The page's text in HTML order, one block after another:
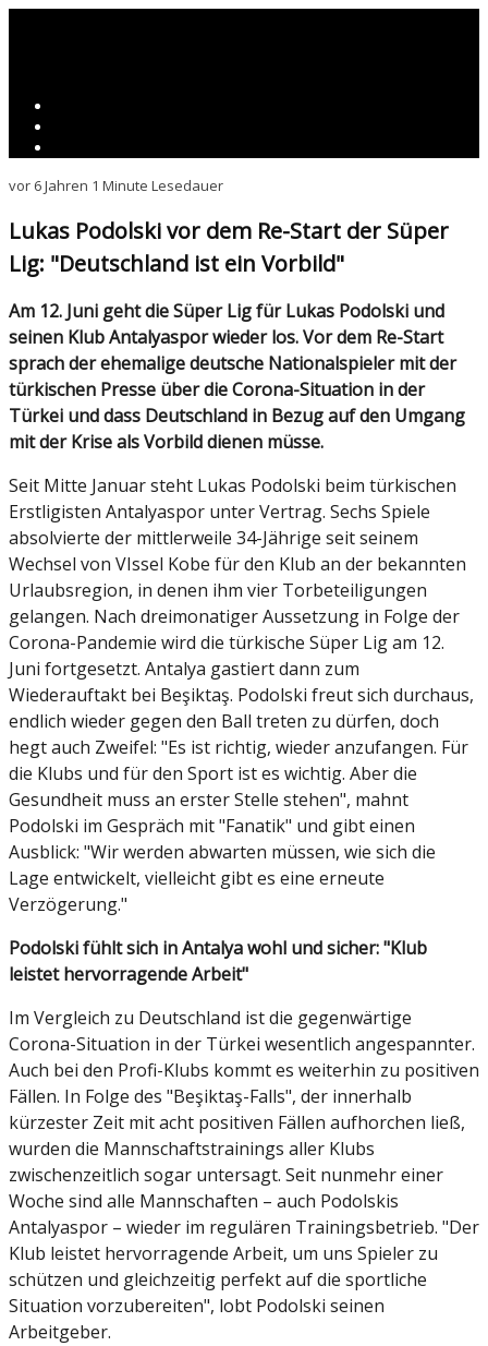
vor 6 Jahren 1 Minute Lesedauer
Lukas Podolski vor dem Re-Start der Süper
Lig: "Deutschland ist ein Vorbild"
Am 12. Juni geht die Süper Lig für Lukas Podolski und
seinen Klub Antalyaspor wieder los. Vor dem Re-Start
sprach der ehemalige deutsche Nationalspieler mit der
türkischen Presse über die Corona-Situation in der
Türkei und dass Deutschland in Bezug auf den Umgang
mit der Krise als Vorbild dienen müsse.
Seit Mitte Januar steht Lukas Podolski beim türkischen
Erstligisten Antalyaspor unter Vertrag. Sechs Spiele
absolvierte der mittlerweile 34-Jährige seit seinem
Wechsel von VIssel Kobe für den Klub an der bekannten
Urlaubsregion, in denen ihm vier Torbeteiligungen
gelangen. Nach dreimonatiger Aussetzung in Folge der
Corona-Pandemie wird die türkische Süper Lig am 12.
Juni fortgesetzt. Antalya gastiert dann zum
Wiederauftakt bei Beşiktaş. Podolski freut sich durchaus,
endlich wieder gegen den Ball treten zu dürfen, doch
hegt auch Zweifel: "Es ist richtig, wieder anzufangen. Für
die Klubs und für den Sport ist es wichtig. Aber die
Gesundheit muss an erster Stelle stehen", mahnt
Podolski im Gespräch mit "Fanatik" und gibt einen
Ausblick: "Wir werden abwarten müssen, wie sich die
Lage entwickelt, vielleicht gibt es eine erneute
Verzögerung."
Podolski fühlt sich in Antalya wohl und sicher: "Klub
leistet hervorragende Arbeit"
Im Vergleich zu Deutschland ist die gegenwärtige
Corona-Situation in der Türkei wesentlich angespannter.
Auch bei den Profi-Klubs kommt es weiterhin zu positiven
Fällen. In Folge des "Beşiktaş-Falls", der innerhalb
kürzester Zeit mit acht positiven Fällen aufhorchen ließ,
wurden die Mannschaftstrainings aller Klubs
zwischenzeitlich sogar untersagt. Seit nunmehr einer
Woche sind alle Mannschaften – auch Podolskis
Antalyaspor – wieder im regulären Trainingsbetrieb. "Der
Klub leistet hervorragende Arbeit, um uns Spieler zu
schützen und gleichzeitig perfekt auf die sportliche
Situation vorzubereiten", lobt Podolski seinen
Arbeitgeber.